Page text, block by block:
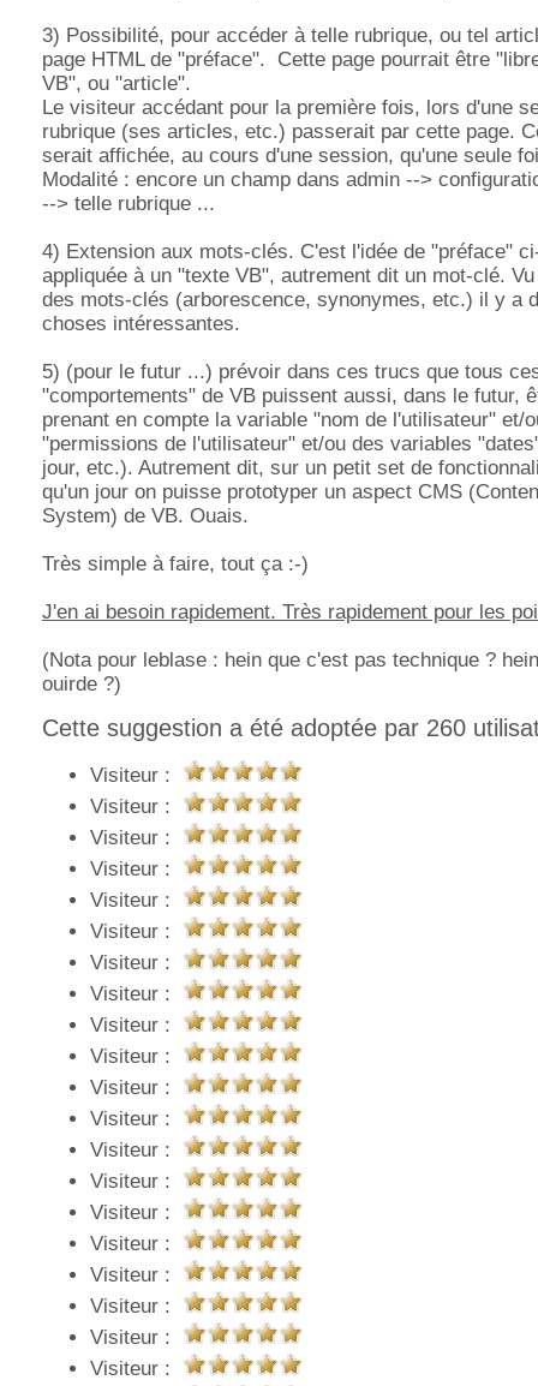
3) Possibilité, pour accéder à telle rubrique, ou tel
page HTML de "préface". Cette page pourrait être
VB", ou "article".
Le visiteur accédant pour la première fois, lors d'une
rubrique (ses articles, etc.) passerait par cette page.
serait affichée, au cours d'une session, qu'une seule
Modalité : encore un champ dans admin -->
--> telle rubrique ...
4) Extension aux mots-clés. C'est l'idée de "préface"
appliquée à un "texte VB", autrement dit un mot-clé.
des mots-clés (arborescence, synonymes, etc.) il y a
choses intéressantes.
5) (pour le futur ...) prévoir dans ces trucs que tous
"comportements" de VB puissent aussi, dans le futur,
prenant en compte la variable "nom de l'utilisateur" et/
"permissions de l'utilisateur" et/ou des variables
jour, etc.). Autrement dit, sur un petit set de
qu'un jour on puisse prototyper un aspect CMS
System) de VB. Ouais.
Très simple à faire, tout ça :-)
J'en ai besoin rapidement. Très rapidement pour les
(Nota pour leblase : hein que c'est pas technique ?
ouirde ?)
Cette suggestion a été adoptée par 260
Visiteur :
Visiteur :
Visiteur :
Visiteur :
Visiteur :
Visiteur :
Visiteur :
Visiteur :
Visiteur :
Visiteur :
Visiteur :
Visiteur :
Visiteur :
Visiteur :
Visiteur :
Visiteur :
Visiteur :
Visiteur :
Visiteur :
Visiteur :